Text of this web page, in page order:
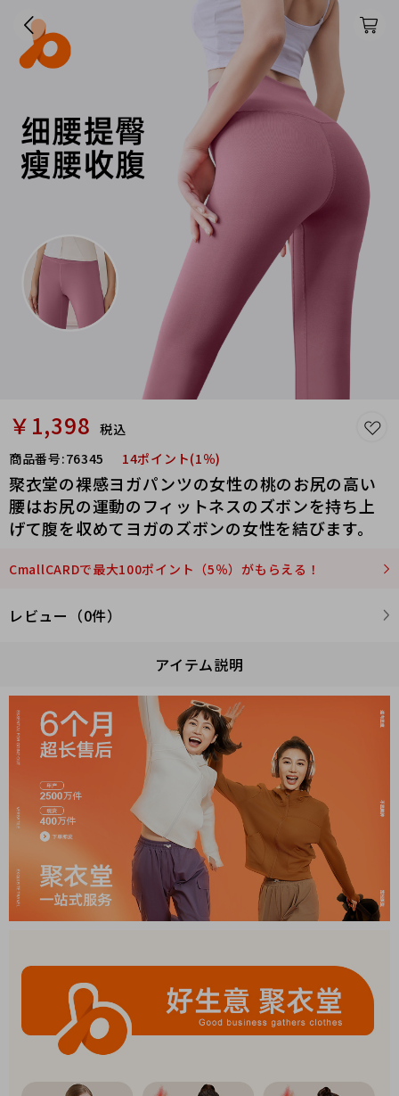
￥1,398 税込
商品番号:76345 14ポイント(1％)
聚衣堂の裸感ヨガパンツの女性の桃のお尻の高い
腰はお尻の運動のフィットネスのズボンを持ち上
げて腹を収めてヨガのズボンの女性を結びます。
CmallCARDで最大100ポイント（5％）がもらえる！
レビュー（0件）
アイテム説明